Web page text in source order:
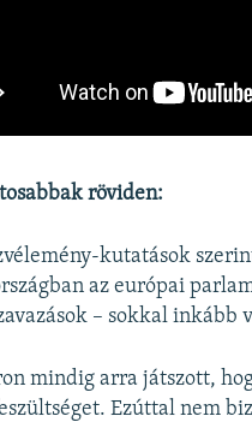
röviden:
kutatások
az európai
– sokkal
mindig arra játszott,
Ezúttal nem